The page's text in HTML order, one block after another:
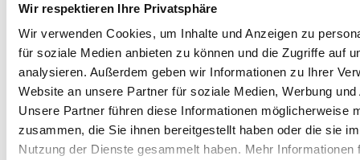
Wir respektieren Ihre Privatsphäre
Wir verwenden Cookies, um Inhalte und Anzeigen zu
für soziale Medien anbieten zu können und die Zugriffe auf
analysieren. Außerdem geben wir Informationen zu Ihrer
Website an unsere Partner für soziale Medien, Werbung
Unsere Partner führen diese Informationen möglicherweise
zusammen, die Sie ihnen bereitgestellt haben oder die sie
Nutzung der Dienste gesammelt haben. Mehr Informationen